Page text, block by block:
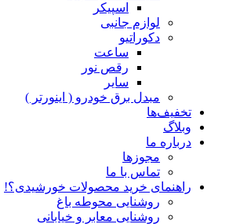
اسپیکر
لوازم جانبی
دکوراتیو
ساعت
رقص نور
سایر
مبدل برق خودرو ( اینورتر )
تخفیف‌ها
وبلاگ
درباره ما
مجوزها
تماس با ما
راهنمای خرید محصولات خورشیدی؟!
روشنایی محوطه باغ
روشنایی معابر و خیابانی